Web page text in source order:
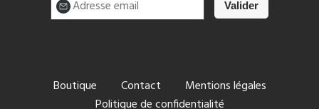
Boutique Contact
Mentions légales
Politique de confidentialité